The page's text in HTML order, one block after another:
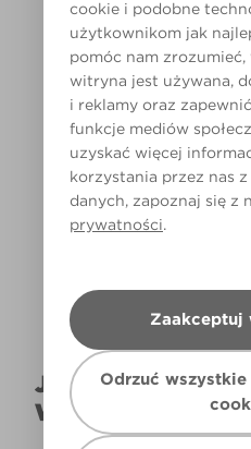
cookie i podobne
użytkownikom jak
pomóc nam zrozumieć,
witryna jest używana,
i reklamy oraz
funkcje mediów
uzyskać więcej
korzystania przez nas
danych, zapoznaj się z
prywatności.
Zaakceptuj
Odrzuć
Światło
JAK NAPRAWDĘ
WYGLĄDAŁ W